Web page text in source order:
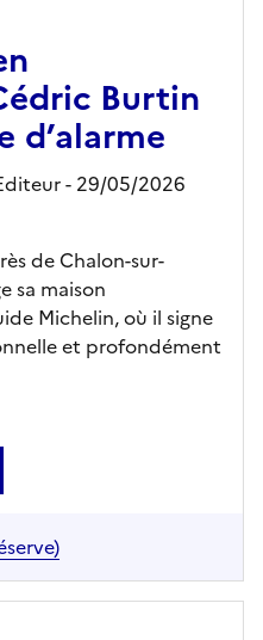
Burtin
d’alarme
- 29/05/2026
de Chalon-sur-
sa maison
Michelin, où il signe
et profondément